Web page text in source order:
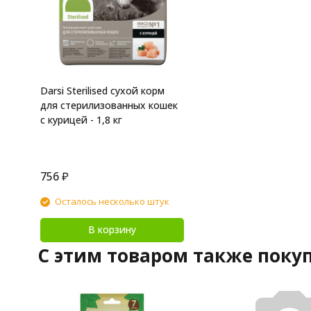
Darsi Sterilised сухой корм
для стерилизованных кошек
с курицей - 1,8 кг
756 ₽
Осталось несколько штук
В корзину
C этим товаром также